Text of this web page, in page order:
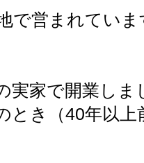
で営まれていま
実家で開業しま
とき（40年以